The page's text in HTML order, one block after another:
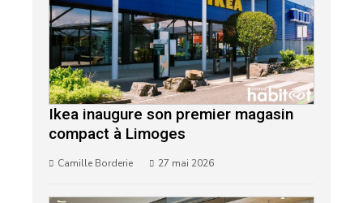
Ikea inaugure son premier magasin
compact à Limoges
Camille Borderie 27 mai 2026